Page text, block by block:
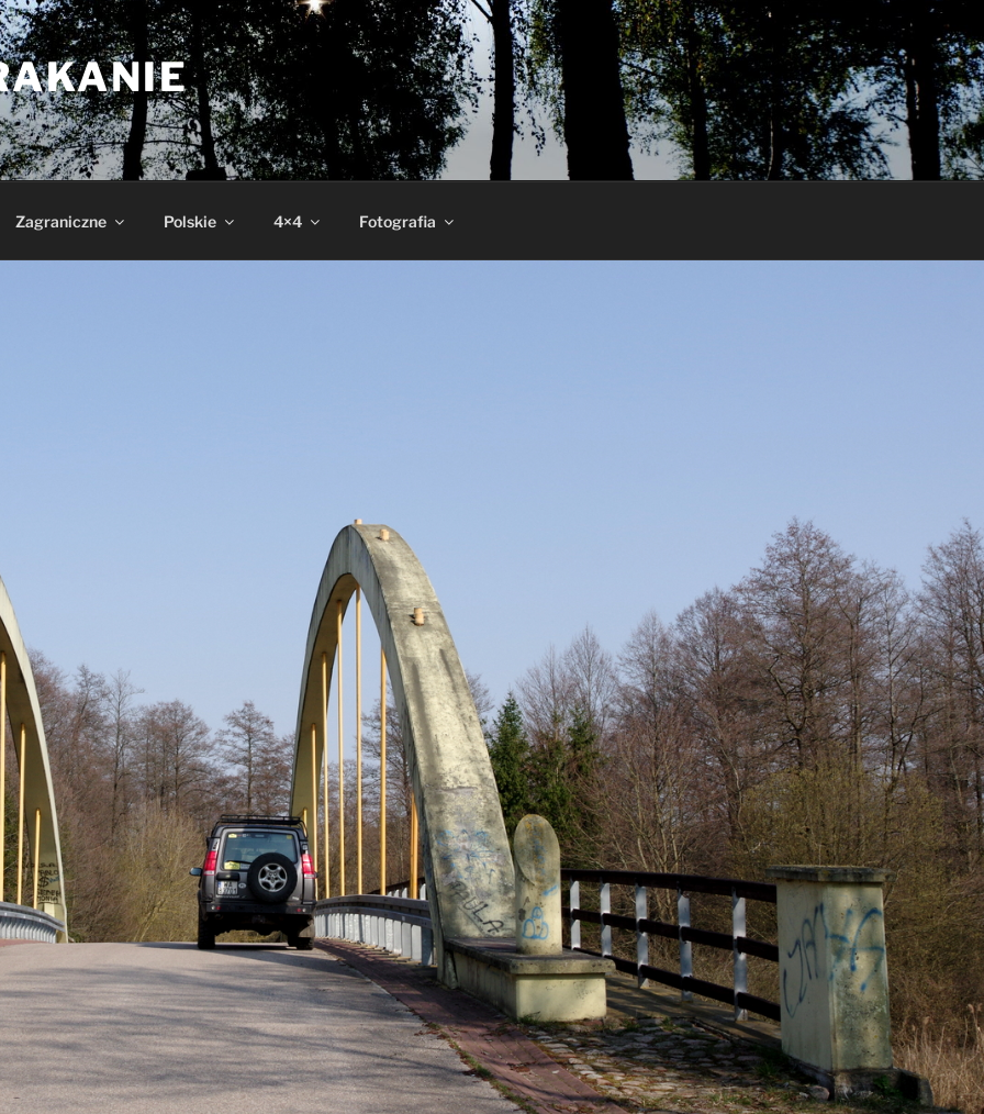
Zagraniczne Polskie 4×4 Fotografia